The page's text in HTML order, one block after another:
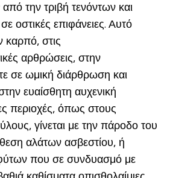
την τριβή τενόντων και
οστικές επιφάνειες. Αυτό
καρπό, στις
αρθρώσεις, στην
σε ωμική διάρθρωση και
ευαίσθητη αυχενική
περιοχές, όπως στους
γίνεται με την πάροδο του
αλάτων ασβεστίου, ή
που σε συνδυασμό με